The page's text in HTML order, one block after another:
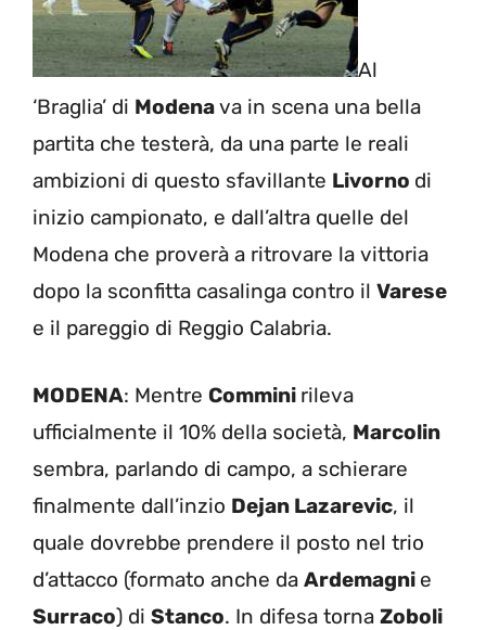
Al
‘Braglia’ di Modenava in scena una bella
partita che testerà, da una parte le reali
ambizioni di questo sfavillante Livorno di
inizio campionato, e dall’altra quelle del
Modena che proverà a ritrovare la vittoria
dopo la sconfitta casalinga contro il Varese
e il pareggio di Reggio Calabria.
MODENA: Mentre Commini rileva
ufficialmente il 10% della società, Marcolin
sembra, parlando di campo, a schierare
finalmente dall’inzio Dejan Lazarevic, il
quale dovrebbe prendere il posto nel trio
d’attacco (formato anche da Ardemagni e
Surraco) di Stanco. In difesa torna Zoboli